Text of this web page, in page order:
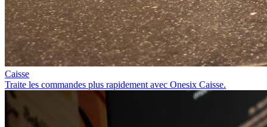
Caisse
Traite les commandes plus rapidement avec Onesix Caisse.